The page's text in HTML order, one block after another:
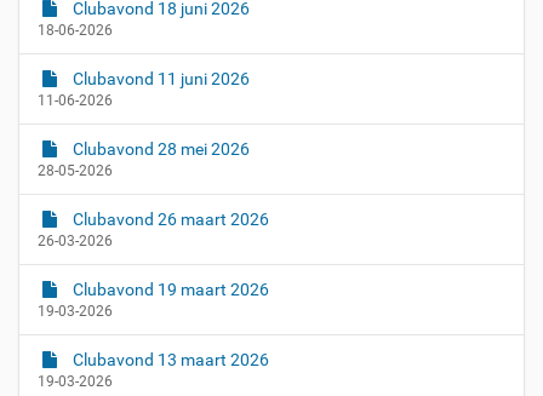
Clubavond 18 juni 2026
18-06-2026
Clubavond 11 juni 2026
11-06-2026
Clubavond 28 mei 2026
28-05-2026
Clubavond 26 maart 2026
26-03-2026
Clubavond 19 maart 2026
19-03-2026
Clubavond 13 maart 2026
19-03-2026